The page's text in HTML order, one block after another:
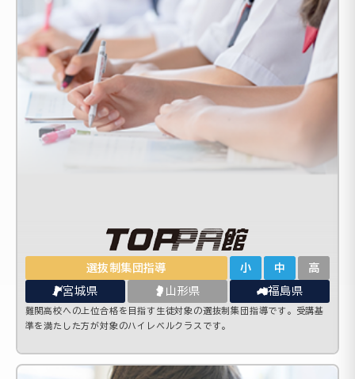
選抜制集団指導 小 中 高
宮城県 山形県 福島県
難関高校への上位合格を目指す生徒対象の選抜制集団指導です。受講基
準を満たした方が対象のハイレベルクラスです。